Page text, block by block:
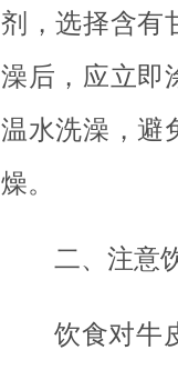
剂，选择含有
澡后，应立即
温水洗澡，避
燥。
二、注意
饮食对牛